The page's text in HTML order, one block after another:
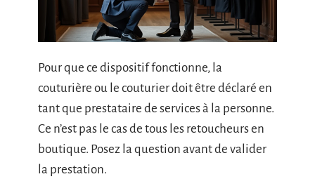
Pour que ce dispositif fonctionne, la
couturière ou le couturier doit être déclaré en
tant que prestataire de services à la personne.
Ce n’est pas le cas de tous les retoucheurs en
boutique. Posez la question avant de valider
la prestation.